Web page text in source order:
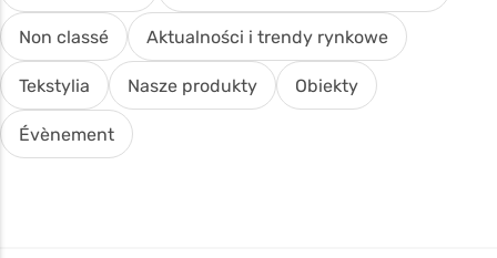
Non classé Aktualności i trendy rynkowe
Tekstylia Nasze produkty Obiekty
Évènement